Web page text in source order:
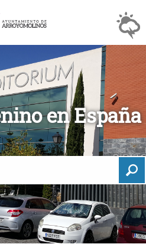
en España